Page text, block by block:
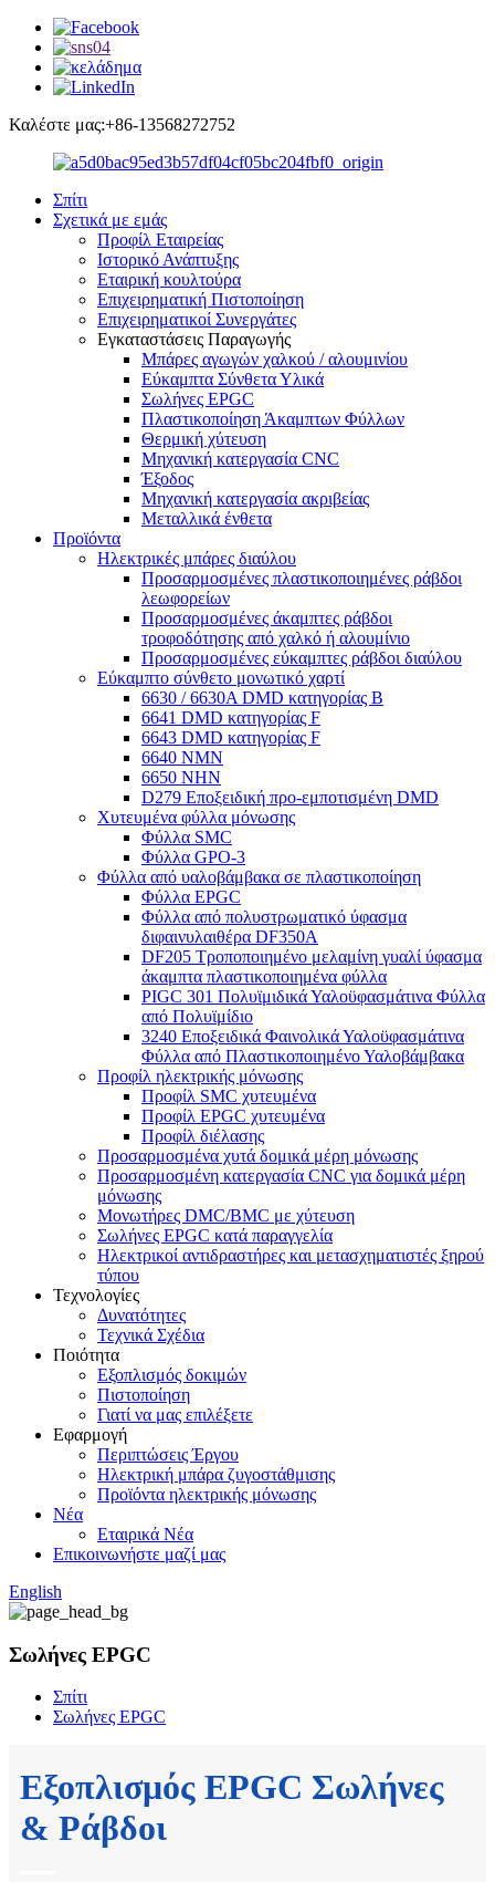
Καλέστε μας:+86-13568272752
Σπίτι
Σχετικά με εμάς
Προφίλ Εταιρείας
Ιστορικό Ανάπτυξης
Εταιρική κουλτούρα
Επιχειρηματική Πιστοποίηση
Επιχειρηματικοί Συνεργάτες
Εγκαταστάσεις Παραγωγής
Μπάρες αγωγών χαλκού / αλουμινίου
Εύκαμπτα Σύνθετα Υλικά
Σωλήνες EPGC
Πλαστικοποίηση Άκαμπτων Φύλλων
Θερμική χύτευση
Μηχανική κατεργασία CNC
Έξοδος
Μηχανική κατεργασία ακριβείας
Μεταλλικά ένθετα
Προϊόντα
Ηλεκτρικές μπάρες διαύλου
Προσαρμοσμένες πλαστικοποιημένες ράβδοι
λεωφορείων
Προσαρμοσμένες άκαμπτες ράβδοι
τροφοδότησης από χαλκό ή αλουμίνιο
Προσαρμοσμένες εύκαμπτες ράβδοι διαύλου
Εύκαμπτο σύνθετο μονωτικό χαρτί
6630 / 6630A DMD κατηγορίας Β
6641 DMD κατηγορίας F
6643 DMD κατηγορίας F
6640 ΝΜΝ
6650 NHN
D279 Εποξειδική προ-εμποτισμένη DMD
Χυτευμένα φύλλα μόνωσης
Φύλλα SMC
Φύλλα GPO-3
Φύλλα από υαλοβάμβακα σε πλαστικοποίηση
Φύλλα EPGC
Φύλλα από πολυστρωματικό ύφασμα
διφαινυλαιθέρα DF350A
DF205 Τροποποιημένο μελαμίνη γυαλί ύφασμα
άκαμπτα πλαστικοποιημένα φύλλα
PIGC 301 Πολυϊμιδικά Υαλοϋφασμάτινα Φύλλα
από Πολυϊμίδιο
3240 Εποξειδικά Φαινολικά Υαλοϋφασμάτινα
Φύλλα από Πλαστικοποιημένο Υαλοβάμβακα
Προφίλ ηλεκτρικής μόνωσης
Προφίλ SMC χυτευμένα
Προφίλ EPGC χυτευμένα
Προφίλ διέλασης
Προσαρμοσμένα χυτά δομικά μέρη μόνωσης
Προσαρμοσμένη κατεργασία CNC για δομικά μέρη
μόνωσης
Μονωτήρες DMC/BMC με χύτευση
Σωλήνες EPGC κατά παραγγελία
Ηλεκτρικοί αντιδραστήρες και μετασχηματιστές ξηρού
τύπου
Τεχνολογίες
Δυνατότητες
Τεχνικά Σχέδια
Ποιότητα
Εξοπλισμός δοκιμών
Πιστοποίηση
Γιατί να μας επιλέξετε
Εφαρμογή
Περιπτώσεις Έργου
Ηλεκτρική μπάρα ζυγοστάθμισης
Προϊόντα ηλεκτρικής μόνωσης
Νέα
Εταιρικά Νέα
Επικοινωνήστε μαζί μας
English
Σωλήνες EPGC
Σπίτι
Σωλήνες EPGC
Εξοπλισμός EPGC Σωλήνες
& Ράβδοι